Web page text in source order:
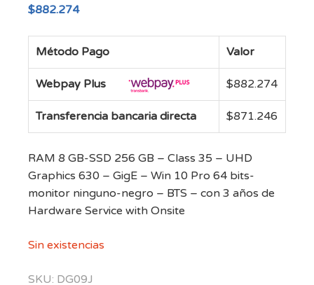
$882.274
Método Pago Valor
Webpay Plus $882.274
Transferencia bancaria directa $871.246
RAM 8 GB-SSD 256 GB – Class 35 – UHD
Graphics 630 – GigE – Win 10 Pro 64 bits-
monitor ninguno-negro – BTS – con 3 años de
Hardware Service with Onsite
Sin existencias
SKU: DG09J